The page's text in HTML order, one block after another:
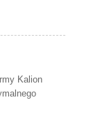
Kalion